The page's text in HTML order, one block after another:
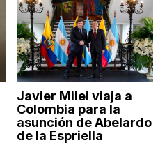
Javier Milei viaja a
Colombia para la
asunción de Abelardo
de la Espriella